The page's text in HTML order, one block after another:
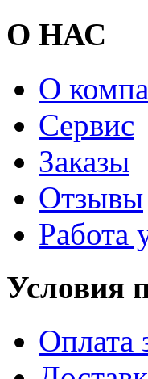
О НАС
О
Сервис
Заказы
Отзывы
Работа
Условия
Оплата